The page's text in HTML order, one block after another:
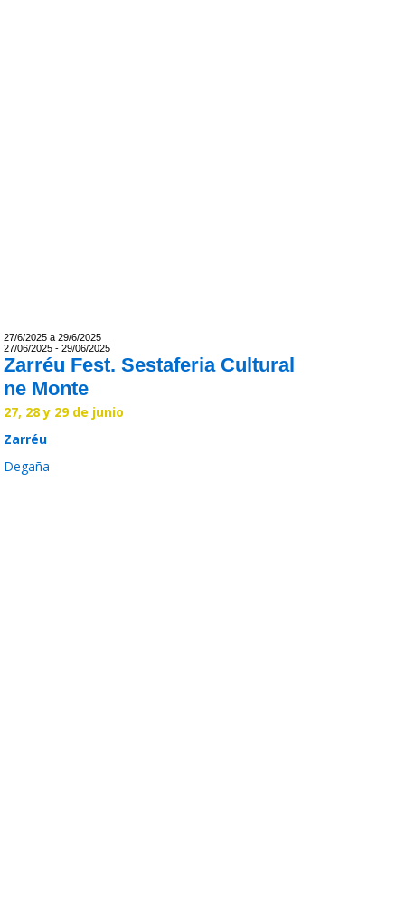
27/6/2025 a 29/6/2025
27/06/2025 - 29/06/2025
Zarréu Fest. Sestaferia Cultural
ne Monte
27, 28 y 29 de junio
Zarréu
Degaña